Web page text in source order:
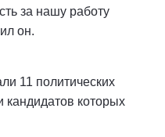
за нашу работу
он.
11 политических
кандидатов которых